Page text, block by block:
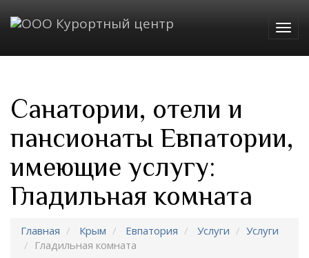
Санатории, отели и
пансионаты Евпатории,
имеющие услугу:
Гладильная комната
Главная Крым Евпатория Услуги
Услуги
Гладильная комната